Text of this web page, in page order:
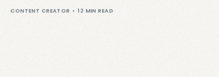
CONTENT CREATOR 12 MIN READ